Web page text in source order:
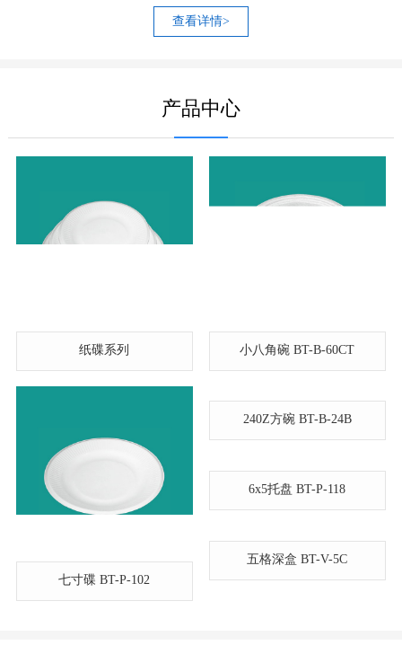
查看详情>
产品中心
纸碟系列 小八角碗 BT-B-60CT
七寸碟 BT-P-102
240Z方碗 BT-B-24B
6x5托盘 BT-P-118
五格深盒 BT-V-5C